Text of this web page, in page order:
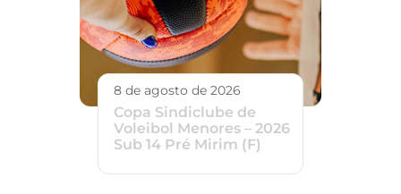
8 de agosto de 2026
Copa Sindiclube de
Voleibol Menores – 2026
Sub 14 Pré Mirim (F)